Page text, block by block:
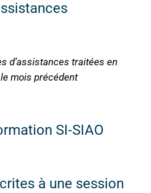
d’assistances traitées en
mois précédent
SI-SIAO
à une session